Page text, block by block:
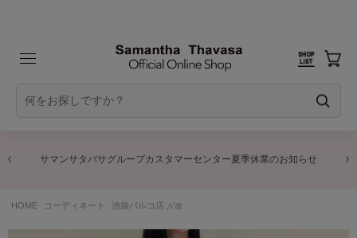
サマンサタバサグループカスタマーセンター夏季休業のお知らせ
HOME コーディネート 池袋パルコ店 𝓝🎀